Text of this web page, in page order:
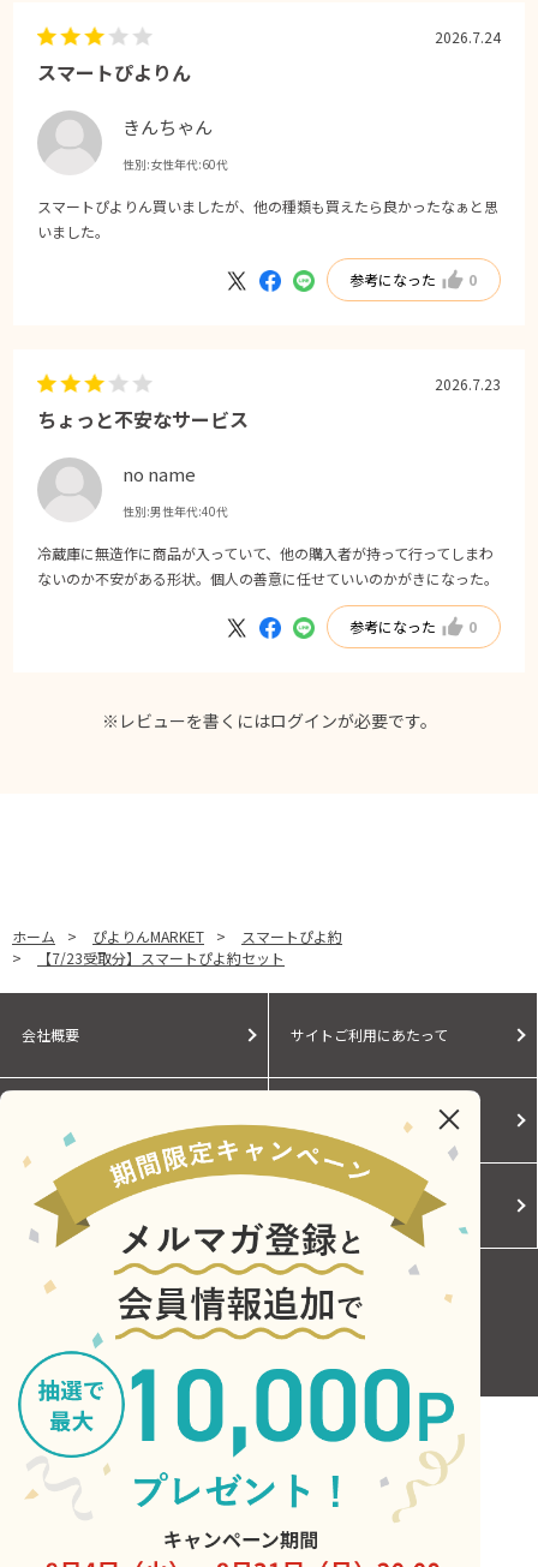
スマートぴよりん
きんちゃん
性別:女性年代:60代
2026.7.24
スマートぴよりん買いましたが、他の種類も買えたら良かったなぁと思
いました。
参考になった 0
ちょっと不安なサービス
no name
性別:男性年代:40代
2026.7.23
冷蔵庫に無造作に商品が入っていて、他の購入者が持って行ってしまわ
ないのか不安がある形状。個人の善意に任せていいのかがきになった。
参考になった 0
※レビューを書くにはログインが必要です。
ホーム > ぴよりんMARKET >
スマートぴよ約
>
【7/23受取分】スマートぴよ約セット
会社概要 サイトご利用にあたって
Cookieポリシー ご利用規約
お問い合わせ
Copyright © Central Japan Railway Company. All Rights Reserved.